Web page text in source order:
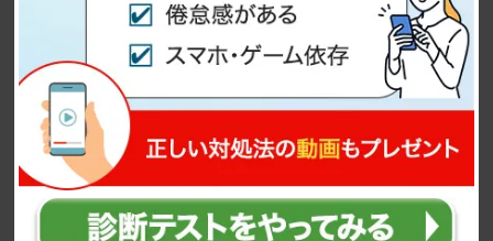
てしまうことは起立性調節障害の症状としてよく知
られており、どの年代にも見られます。
大人の起立性調節障害の詳細については、下記の記
事も参考にしてみてください。
どんな症状が出る？大人の起立性調
節障害【医師解説】